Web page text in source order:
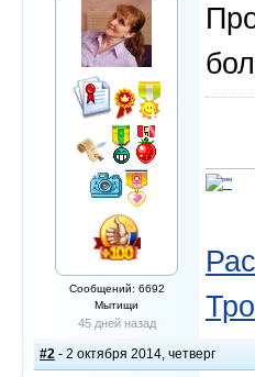
Сообщений: 6692
Мытищи
45 дней назад
#2 - 2 октября 2014, четверг